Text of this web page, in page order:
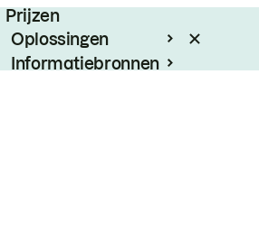
Prijzen
Oplossingen
Informatiebronnen